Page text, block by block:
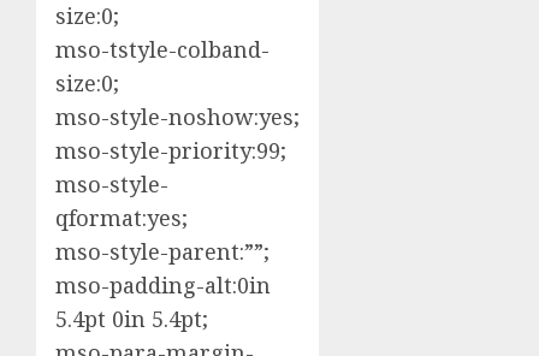
size:0;
mso-tstyle-colband-
size:0;
mso-style-noshow:yes;
mso-style-priority:99;
mso-style-
qformat:yes;
mso-style-parent:””;
mso-padding-alt:0in
5.4pt 0in 5.4pt;